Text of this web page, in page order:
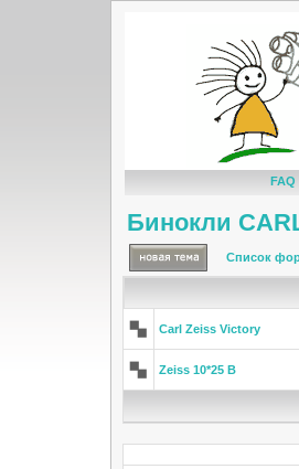
FAQ
Бинокли
Список
Carl Zeiss Victory
Zeiss 10*25 B